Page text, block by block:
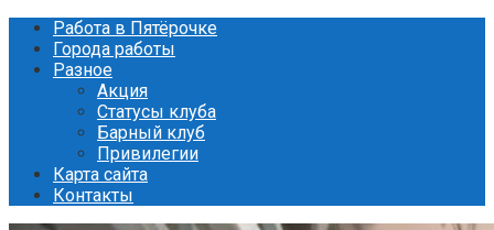
Перейти
контенту
Работа в Пятёрочке
Города работы
Разное
Акция
Статусы клуба
Барный клуб
Привилегии
Карта сайта
Контакты